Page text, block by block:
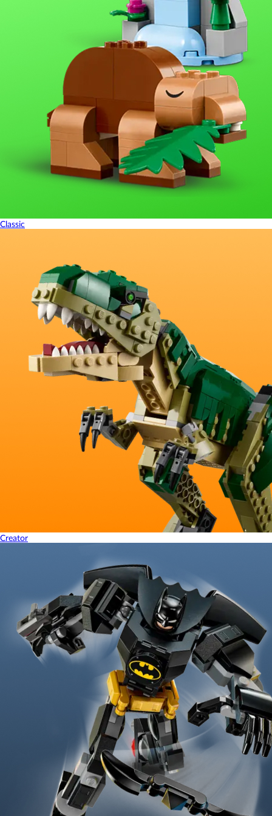
Classic
Creator